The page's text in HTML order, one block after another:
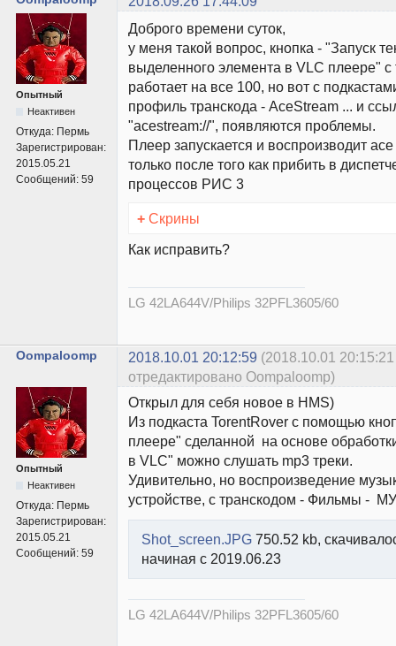
Опытный
Неактивен
Откуда: Пермь
Зарегистрирован:
2015.05.21
Сообщений: 59
Доброго времени суток,
у меня такой вопрос, кнопка - "Запуск
выделенного элемента в VLC плеере"
работает на все 100, но вот с
профиль транскода - AceStream ... и
"acestream://", появляются проблемы.
Плеер запускается и воспроизводит
только после того как прибить в
процессов РИС 3
+ Скрины
Как исправить?
LG 42LA644V/Philips 32PFL3605/60
Oompaloomp 2018.10.01 20:12:59 (2018.10.01 20:15:21
отредактировано Oompaloomp)
Опытный
Неактивен
Откуда: Пермь
Зарегистрирован:
2015.05.21
Сообщений: 59
Открыл для себя новое в HMS)
Из подкаста TorentRover c помощью
плеере" сделанной на основе
в VLC" можно слушать mp3 треки.
Удивительно, но воспроизведение
устройстве, с транскодом - Фильмы -
Shot_screen.JPG 750.52 kb,
начиная с 2019.06.23
LG 42LA644V/Philips 32PFL3605/60